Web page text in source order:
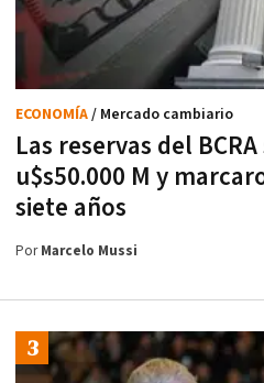
Las reservas del
u$s50.000 M y
siete años
ECONOMÍA/ Mercado cambiario
PorMarcelo Mussi